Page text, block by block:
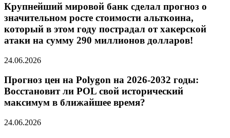
Крупнейший мировой банк сделал прогноз о
значительном росте стоимости альткоина,
который в этом году пострадал от хакерской
атаки на сумму 290 миллионов долларов!
24.06.2026
Прогноз цен на Polygon на 2026-2032 годы:
Восстановит ли POL свой исторический
максимум в ближайшее время?
24.06.2026